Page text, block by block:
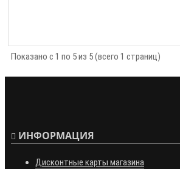
Показано с 1 по 5 из 5 (всего 1 страниц)
ИНФОРМАЦИЯ
Дисконтные карты магазина